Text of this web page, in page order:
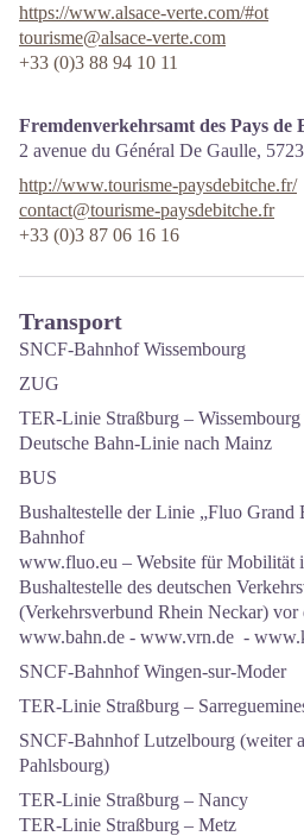
https://www.alsace-verte.com/#ot
tourisme@alsace-verte.com
+33 (0)3 88 94 10 11
Fremdenverkehrsamt des Pays de
2 avenue du Général De Gaulle,
http://www.tourisme-paysdebitche.fr/
contact@tourisme-paysdebitche.fr
+33 (0)3 87 06 16 16
Transport
SNCF-Bahnhof Wissembourg
ZUG
TER-Linie Straßburg – Wissembourg
Deutsche Bahn-Linie nach Mainz
BUS
Bushaltestelle der Linie „Fluo Grand
Bahnhof
www.fluo.eu – Website für Mobilität
Bushaltestelle des deutschen
(Verkehrsverbund Rhein Neckar)
www.bahn.de - www.vrn.de -
SNCF-Bahnhof Wingen-sur-Moder
TER-Linie Straßburg –
SNCF-Bahnhof Lutzelbourg (weiter
Pahlsbourg)
TER-Linie Straßburg – Nancy
TER-Linie Straßburg – Metz